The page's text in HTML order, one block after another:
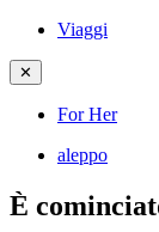
Viaggi
✕
For Her
aleppo
È